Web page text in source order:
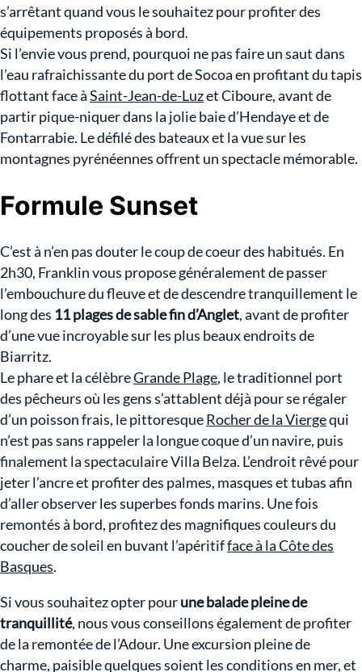
s’arrêtant quand vous le souhaitez pour profiter des
équipements proposés à bord.
Si l’envie vous prend, pourquoi ne pas faire un saut dans
l’eau rafraichissante du port de Socoa en profitant du tapis
flottant face àSaint-Jean-de-Luzet Ciboure, avant de
partir pique-niquer dans la jolie baie d’Hendaye et de
Fontarrabie. Le défilé des bateaux et la vue sur les
montagnes pyrénéennes offrent un spectacle mémorable.
Formule Sunset
C’est à n’en pas douter le coup de coeur des habitués. En
2h30, Franklin vous propose généralement de passer
l’embouchure du fleuve et de descendre tranquillement le
long des 11 plages de sable fin d’Anglet, avant de profiter
d’une vue incroyable sur les plus beaux endroits de
Biarritz.
Le phare et la célèbreGrande Plage, le traditionnel port
des pêcheurs où les gens s’attablent déjà pour se régaler
d’un poisson frais, le pittoresqueRocher de la Viergequi
n’est pas sans rappeler la longue coque d’un navire, puis
finalement la spectaculaire Villa Belza. L’endroit rêvé pour
jeter l’ancre et profiter des palmes, masques et tubas afin
d’aller observer les superbes fonds marins. Une fois
remontés à bord, profitez des magnifiques couleurs du
coucher de soleil en buvant l’apéritifface à la Côte des
Basques.
Si vous souhaitez opter pourune balade pleine de
tranquillité, nous vous conseillons également de profiter
de la remontée de l’Adour. Une excursion pleine de
charme, paisible quelques soient les conditions en mer, et